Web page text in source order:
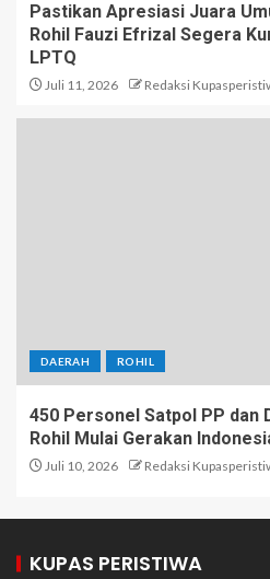
Pastikan Apresiasi Juara
Rohil Fauzi Efrizal Segera
LPTQ
Juli 11, 2026 Redaksi
DAERAH ROHIL
450 Personel Satpol PP dan
Rohil Mulai Gerakan
Juli 10, 2026 Redaksi
KUPAS PERISTIWA